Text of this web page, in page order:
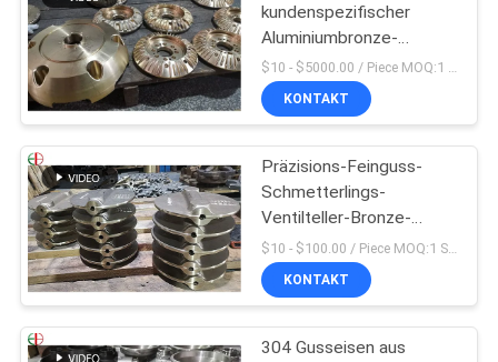
kundenspezifischer
Aluminiumbronze-
Ventilkörper C95200
C95210
$10 - $5000.00 / Piece MOQ:1 Stücke
KONTAKT
Präzisions-Feinguss-
Schmetterlings-
Ventilteller-Bronze-
Messing 009 ASTM B61
B62
$10 - $100.00 / Piece MOQ:1 Stücke
KONTAKT
304 Gusseisen aus